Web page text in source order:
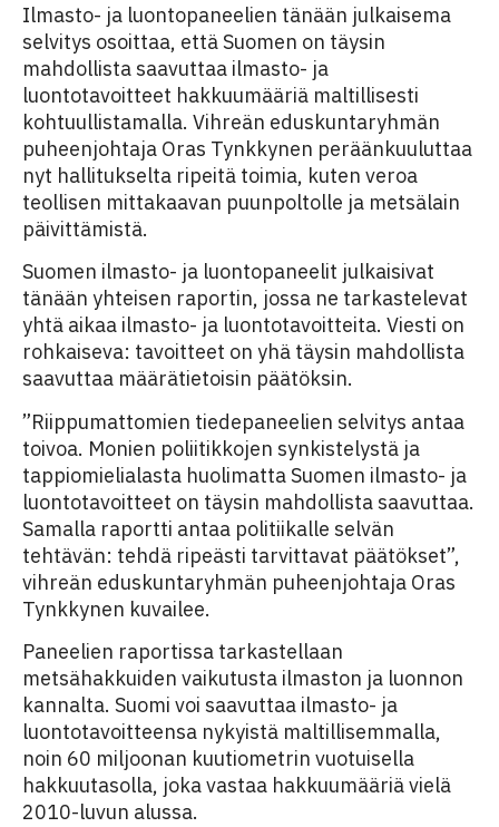
Ilmasto- ja luontopaneelien tänään julkaisema
selvitys osoittaa, että Suomen on täysin
mahdollista saavuttaa ilmasto- ja
luontotavoitteet hakkuumääriä maltillisesti
kohtuullistamalla. Vihreän eduskuntaryhmän
puheenjohtaja Oras Tynkkynen peräänkuuluttaa
nyt hallitukselta ripeitä toimia, kuten veroa
teollisen mittakaavan puunpoltolle ja metsälain
päivittämistä.
Suomen ilmasto- ja luontopaneelit julkaisivat
tänään yhteisen raportin, jossa ne tarkastelevat
yhtä aikaa ilmasto- ja luontotavoitteita. Viesti on
rohkaiseva: tavoitteet on yhä täysin mahdollista
saavuttaa määrätietoisin päätöksin.
”Riippumattomien tiedepaneelien selvitys antaa
toivoa. Monien poliitikkojen synkistelystä ja
tappiomielialasta huolimatta Suomen ilmasto- ja
luontotavoitteet on täysin mahdollista saavuttaa.
Samalla raportti antaa politiikalle selvän
tehtävän: tehdä ripeästi tarvittavat päätökset”,
vihreän eduskuntaryhmän puheenjohtaja Oras
Tynkkynen kuvailee.
Paneelien raportissa tarkastellaan
metsähakkuiden vaikutusta ilmaston ja luonnon
kannalta. Suomi voi saavuttaa ilmasto- ja
luontotavoitteensa nykyistä maltillisemmalla,
noin 60 miljoonan kuutiometrin vuotuisella
hakkuutasolla, joka vastaa hakkuumääriä vielä
2010-luvun alussa.